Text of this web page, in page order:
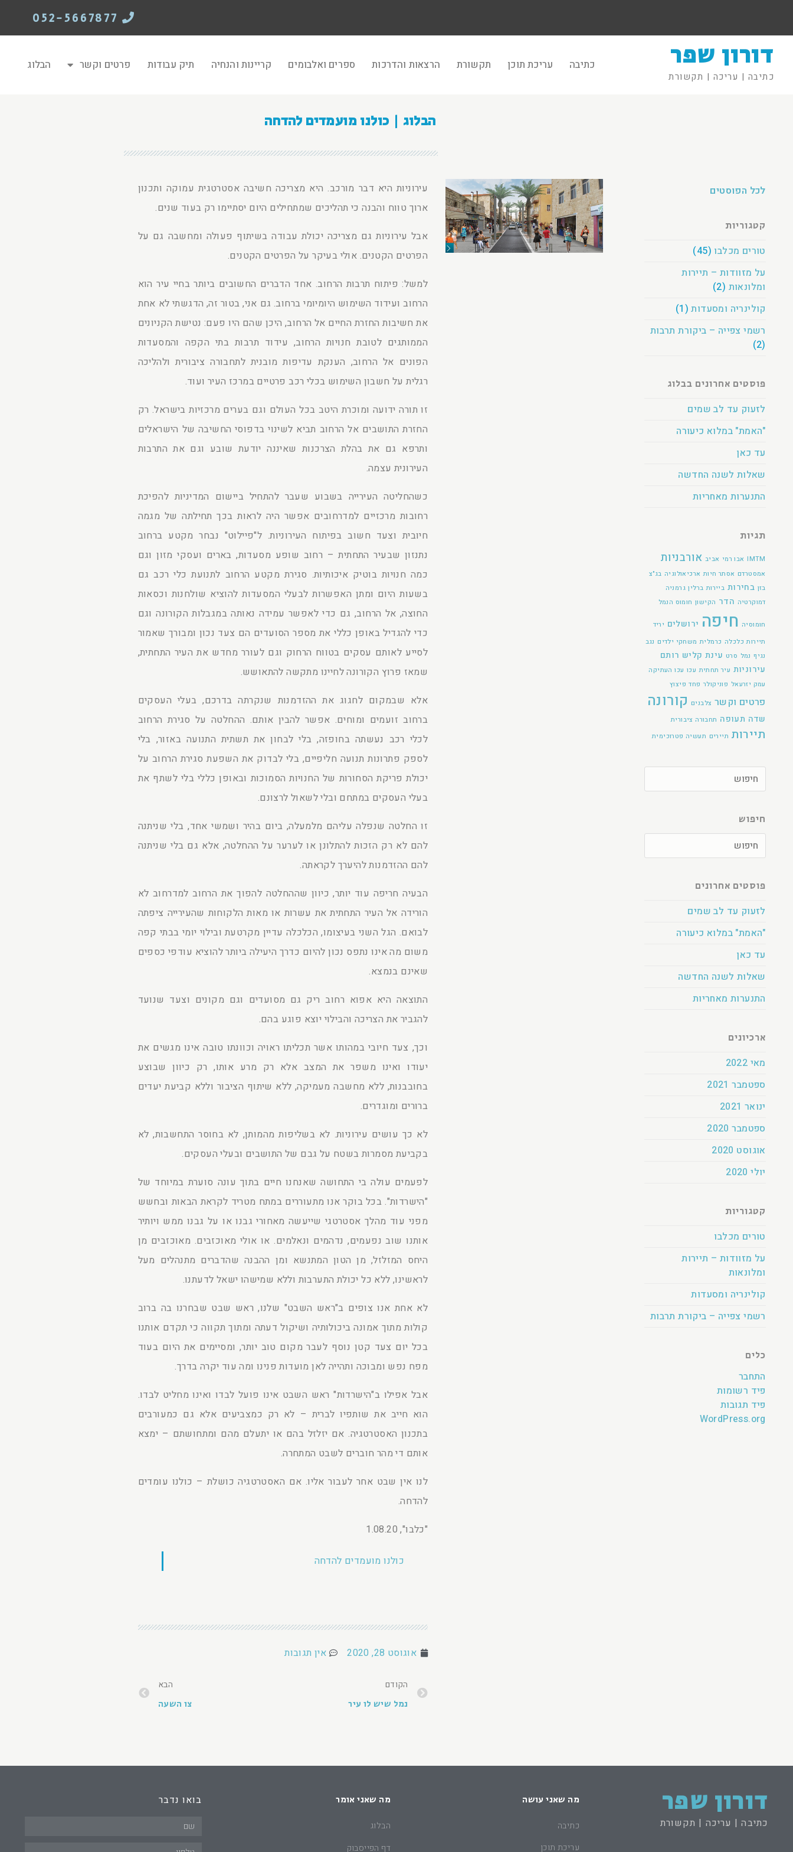
דורון שפר
כתיבה | עריכה | תקשורת
כתיבה עריכת תוכן תקשורת הרצאות והדרכות ספרים ואלבומים קריינות והנחיה תיק עבודות פרטים וקשר הבלוג
הבלוג | כולנו מועמדים להדחה
לכל הפוסטים
קטגוריות
טורים מכלבו (45)
על מזוודות – תיירות
ומלונאות (2)
קולינריה ומסעדות (1)
רשמי צפייה – ביקורת תרבות
(2)
פוסטים אחרונים בבלוג
לזעוק עד לב שמים
"האמת" במלוא כיעורה
עד כאן
שאלות לשנה החדשה
התנערות מאחריות
תגיות
IMTM אבו רמי אביב אורבניות
אמסטרדם אסתר חיות ארכיאולוגיה בג"צ
בזן בחירות ביירות ברלין גרמניה
דמוקרטיה הדר הקישון חומוס הנמל
חומוסיה חיפה ירושלים יריד
תיירות כלכלה כרמלית משחקי ילדים נגב
נגיף נמל סרט עינת קליש רותם
עירוניות עיר תחתית עכו עכו העתיקה
עמק יזרעאל פוניקולר פחד פיצוץ
פרטים וקשר צלבנים קורונה
שדה תעופה תחבורה ציבורית
תיירות תיירים תעשיה פטרוכימית
חיפוש
פוסטים אחרונים
לזעוק עד לב שמים
"האמת" במלוא כיעורה
עד כאן
שאלות לשנה החדשה
התנערות מאחריות
ארכיונים
מאי 2022
ספטמבר 2021
ינואר 2021
ספטמבר 2020
אוגוסט 2020
יולי 2020
קטגוריות
טורים מכלבו
על מזוודות – תיירות
ומלונאות
קולינריה ומסעדות
רשמי צפייה – ביקורת תרבות
כלים
התחבר
פיד רשומות
פיד תגובות
WordPress.org
עירוניות היא דבר מורכב. היא מצריכה חשיבה אסטרטגית עמוקה ותכנון
ארוך טווח והבנה כי תהליכים שמתחילים היום יסתיימו רק בעוד שנים.
אבל עירוניות גם מצריכה יכולת עבודה בשיתוף פעולה ומחשבה גם על
הפרטים הקטנים. אולי בעיקר על הפרטים הקטנים.
למשל: פיתוח תרבות הרחוב. אחד הדברים החשובים ביותר בחיי עיר הוא
הרחוב ועידוד השימוש היומיומי ברחוב. גם אני, בטור זה, הדגשתי לא אחת
את חשיבות החזרת החיים אל הרחוב, היכן שהם היו פעם: נטישת הקניונים
הממותגים לטובת חנויות הרחוב, עידוד תרבות בתי הקפה והמסעדות
הפונים אל הרחוב, הענקת עדיפות מובנית לתחבורה ציבורית ולהליכה
רגלית על חשבון השימוש בכלי רכב פרטיים במרכז העיר ועוד.
זו תורה ידועה ומוכרת היטב בכל העולם וגם בערים מרכזיות בישראל. רק
החזרת התושבים אל הרחוב תביא לשינוי בדפוסי החשיבה של הישראלים
ותרפא גם את בהלת הצרכנות שאיננה יודעת שובע וגם את התרבות
העירונית עצמה.
כשהחליטה העירייה בשבוע שעבר להתחיל ביישום המדיניות להפיכת
רחובות מרכזיים למדרחובים אפשר היה לראות בכך תחילתה של מגמה
חיובית וצעד חשוב בפיתוח העירוניות. ל"פיילוט" נבחר מקטע ברחוב
נתנזון שבעיר התחתית – רחוב שופע מסעדות, בארים ועסקי מזון וגם
כמה חנויות בוטיק איכותיות. סגירת מקטע הרחוב לתנועת כלי רכב גם
בשעות היום ומתן האפשרות לבעלי המסעדות להוציא שולחנות וכסאות
החוצה, אל הרחוב, גם כדי לאפשר עמידה נאותה במגבלות הקורונה וגם
כדי להגדיל באופן כללי את מספר הסועדים הם צעד נכון ומבורך שאמור
לסייע לאותם עסקים בטווח הרחוק וגם לעורר מחדש את העיר התחתית,
שמאז פרוץ הקורונה לחיינו מתקשה להתאושש.
אלא שבמקום לחגוג את ההזדמנות שנקרתה בדרכם, בעלי העסקים
ברחוב זועמים ומוחים. אפשר להבין אותם. ההחלטה על סגירת הרחוב
לכלי רכב נעשתה בחופזה, בלי לבחון את תשתית התנועה באזור, בלי
לספק פתרונות תנועה חליפיים, בלי לבדוק את השפעת סגירת הרחוב על
יכולת פריקת הסחורות של החנויות הסמוכות ובאופן כללי בלי לשתף את
בעלי העסקים במתחם ובלי לשאול לרצונם.
זו החלטה שנפלה עליהם מלמעלה, ביום בהיר ושמשי אחד, בלי שניתנה
להם לא רק הזכות להתלונן או לערער על ההחלטה, אלא גם בלי שניתנה
להם ההזדמנות להיערך לקראתה.
הבעיה חריפה עוד יותר, כיוון שההחלטה להפוך את הרחוב למדרחוב לא
הורידה אל העיר התחתית את עשרות או מאות הלקוחות שהעירייה ציפתה
לבואם. הגל השני בעיצומו, הכלכלה עדיין מקרטעת ובילוי יומי בבתי קפה
משום מה אינו נתפס נכון להיום כדרך היעילה ביותר להוציא עודפי כספים
שאינם בנמצא.
התוצאה היא אפוא רחוב ריק גם מסועדים וגם מקונים וצעד שנועד
להגביר את הצריכה והבילוי יוצא פוגע בהם.
וכך, צעד חיובי במהותו אשר תכליתו ראויה וכוונתו טובה אינו מגשים את
יעודו ואינו משפר את המצב אלא רק מרע אותו, רק כיוון שבוצע
בחובבנות, ללא מחשבה מעמיקה, ללא שיתוף הציבור וללא קביעת יעדים
ברורים ומוגדרים.
לא כך עושים עירוניות. לא בשליפות מהמותן, לא בחוסר התחשבות, לא
בקביעת מסמרות בשטח על גבם של התושבים ובעלי העסקים.
לפעמים עולה בי התחושה שאנחנו חיים בתוך עונה סוערת במיוחד של
"הישרדות". בכל בוקר אנו מתעוררים במתח מטריד לקראת הבאות ובחשש
מפני עוד מהלך אסטרטגי שייעשה מאחורי גבנו או על גבנו ממש ויותיר
אותנו שוב נפעמים, נדהמים ונאלמים. או אולי מאוכזבים. מאוכזבים מן
היחס המזלזל, מן הטון המתנשא ומן ההבנה שהדברים מתנהלים מעל
לראשינו, ללא כל יכולת התערבות וללא שמישהו ישאל לדעתנו.
לא אחת אנו צופים ב"ראש השבט" שלנו, ראש שבט שבחרנו בה ברוב
קולות מתוך אמונה ביכולותיה ושיקול דעתה ומתוך תקווה כי תקדם אותנו
בכל יום צעד קטן נוסף לעבר מקום טוב יותר, ומסיימים את היום בעוד
מפח נפש ומבוכה ותהייה לאן מועדות פנינו ומה עוד יקרה בדרך.
אבל אפילו ב"הישרדות" ראש השבט אינו פועל לבדו ואינו מחליט לבדו.
הוא חייב את שותפיו לברית – לא רק כמצביעים אלא גם כמעורבים
בתכנון האסטרטגיה. אם יזלזל בהם או יתעלם מהם ומתחושתם – ימצא
אותם די מהר חוברים לשבט המתחרה.
לנו אין שבט אחר לעבור אליו. אם האסטרטגיה כושלת – כולנו עומדים
להדחה.
"כלבו", 1.08.20
כולנו מועמדים להדחה
אוגוסט 28, 2020 אין תגובות
הקודם
נמל שיש לו עיר
הבא
צו השעה
דורון שפר
כתיבה | עריכה | תקשורת
מה שאני עושה
כתיבה
עריכת תוכן
מה שאני אומר
הבלוג
דף הפייסבוק
בואו נדבר